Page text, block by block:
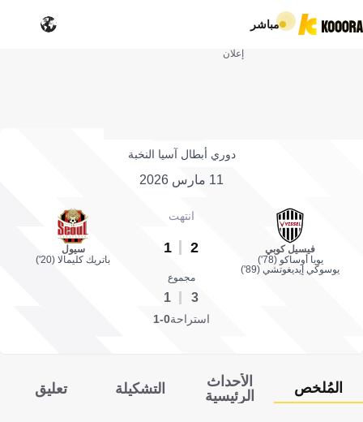
مباشر
إعلان
دوري أبطال آسيا النخبة
11 مارس 2026
فيسيل كوبي
يويا أوساكو (78')
يوسوكي إيديغوتشي (89')
انتهت
2
1
مجموع
3
1
سيول
باتريك كليمالا (20')
استراحة0-1
المُلخص
الأحداث
الرئيسية
التشكيلة تعليق